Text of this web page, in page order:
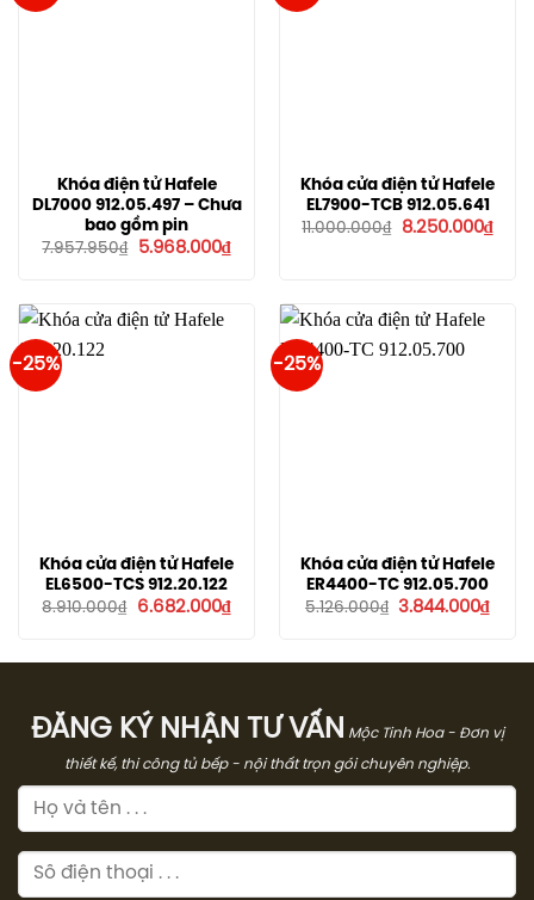
Khóa điện tử Hafele
DL7000 912.05.497 – Chưa
bao gồm pin
7.957.950₫
Giá
5.968.000₫Giá
hiện
5.968.000₫.
Khóa cửa điện tử Hafele
EL7900-TCB 912.05.641
11.000.000₫
Giá
8.250.000₫Giá
hiện
-25%
Khóa cửa điện tử Hafele
EL6500-TCS 912.20.122
8.910.000₫
Giá
6.682.000₫Giá
hiện
6.682.000₫.
-25%
Khóa cửa điện tử Hafele
ER4400-TC 912.05.700
5.126.000₫ Giá
3.844.000₫Giá
hiện
ĐĂNG KÝ NHẬN TƯ VẤN Mộc Tinh Hoa - Đơn vị
thiết kế, thi công tủ bếp - nội thất trọn gói chuyên nghiệp.